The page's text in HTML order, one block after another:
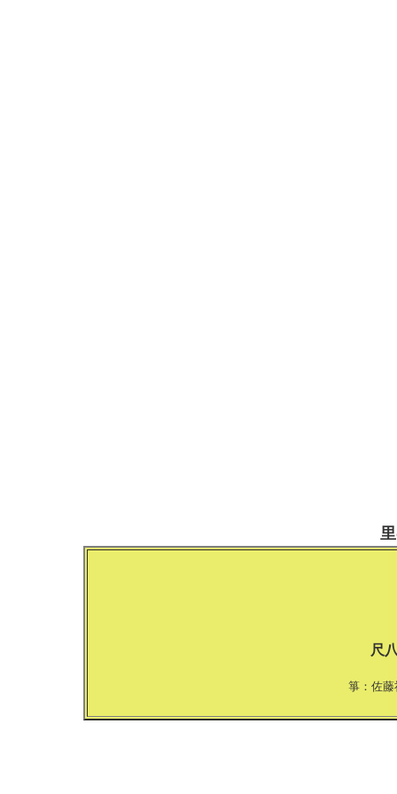
尺
箏